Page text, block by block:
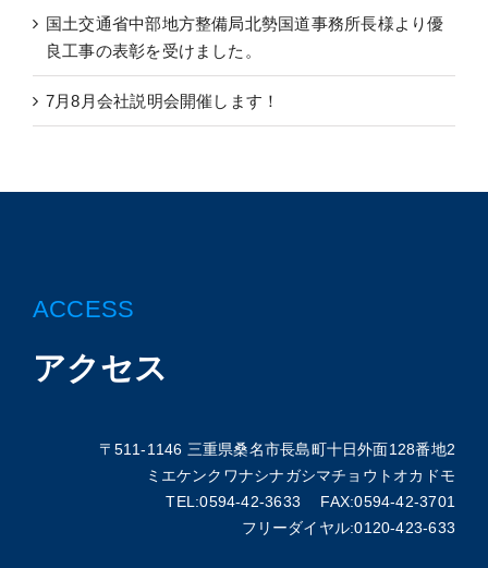
国土交通省中部地方整備局北勢国道事務所長様より優
良工事の表彰を受けました。
7月8月会社説明会開催します！
ACCESS
アクセス
〒511-1146 三重県桑名市長島町十日外面128番地2
ミエケンクワナシナガシマチョウトオカドモ
TEL:0594-42-3633 FAX:0594-42-3701
フリーダイヤル:0120-423-633